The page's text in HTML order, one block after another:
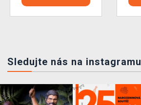
Sledujte nás na instagramu